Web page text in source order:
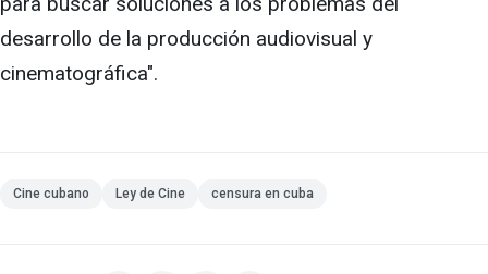
desarrollo de la producción audiovisual y
cinematográfica".
Cine cubano Ley de Cine censura en cuba